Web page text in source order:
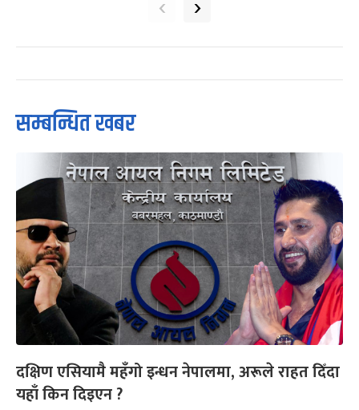
सम्बन्धित खबर
दक्षिण एसियामै महँगो इन्धन नेपालमा, अरूले राहत दिँदा
यहाँ किन दिइएन ?